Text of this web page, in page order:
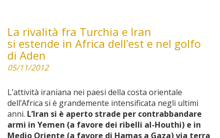
La rivalità fra Turchia e Iran
si estende in Africa dell’est e nel golfo
di Aden
05/11/2012
L’attività iraniana nei paesi della costa orientale
dell’Africa si è grandemente intensificata negli ultimi
anni. L’Iran si è aperto strade per contrabbandare
armi in Yemen (a favore dei ribelli al-Houthi) e in
Medio Oriente (a favore di Hamas a Gaza) via terra